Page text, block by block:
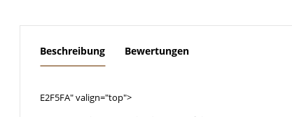
Beschreibung Bewertungen
E2F5FA" valign="top">